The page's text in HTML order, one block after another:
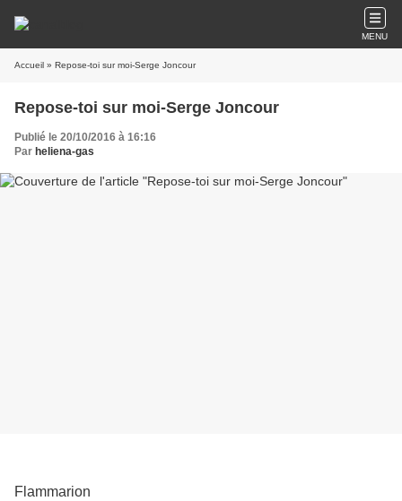
MENU
Accueil » Repose-toi sur moi-Serge Joncour
Repose-toi sur moi-Serge Joncour
Publié le 20/10/2016 à 16:16
Par heliena-gas
Flammarion